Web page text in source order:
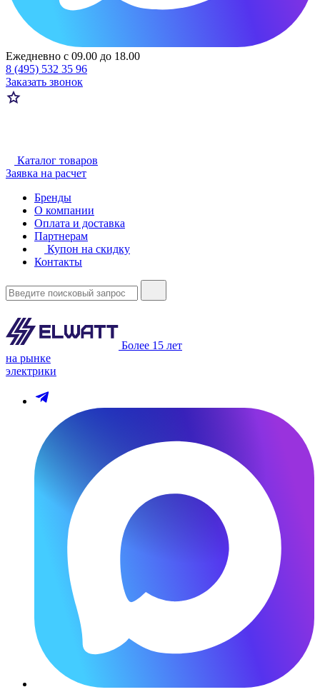
Ежедневно с 09.00 до 18.00
8 (495) 532 35 96
Заказать звонок
Каталог товаров
Заявка на расчет
Бренды
О компании
Оплата и доставка
Партнерам
Купон на скидку
Контакты
Более 15 лет
на рынке
электрики